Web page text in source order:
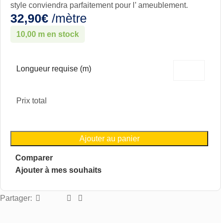
style conviendra parfaitement pour l’ ameublement.
32,90€ /mètre
10,00 m en stock
Longueur requise (m)
Prix total
Ajouter au panier
Comparer
Ajouter à mes souhaits
Partager: